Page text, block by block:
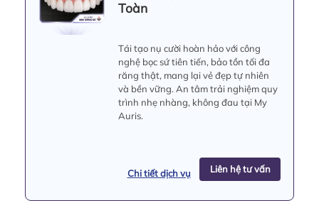
Toàn
Tái tạo nụ cười hoàn hảo với công
nghệ bọc sứ tiên tiến, bảo tồn tối đa
răng thật, mang lại vẻ đẹp tự nhiên
và bền vững. An tâm trải nghiệm quy
trình nhẹ nhàng, không đau tại My
Auris.
Chi tiết dịch vụ Liên hệ tư vấn